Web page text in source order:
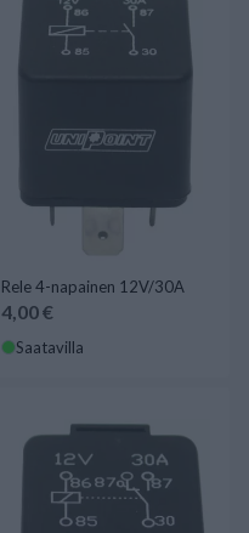
Rele 4-napainen 12V/30A
4,00 €
Saatavilla